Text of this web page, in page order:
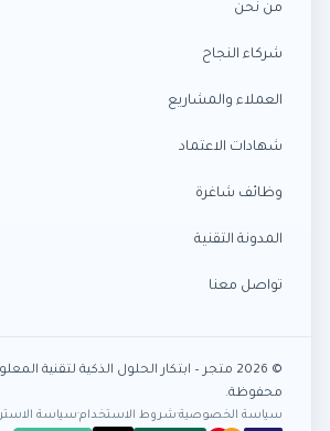
من نحن
شركاء النجاح
العملاء والمشاريع
شهادات الاعتماد
وظائف شاغرة
المدونة التقنية
تواصل معنا
© 2026 متجر – ابتكار الحلول الذكية لتقنية
محفوظة.
سياسة الخصوصية·شروط الاستخدام·سياسة